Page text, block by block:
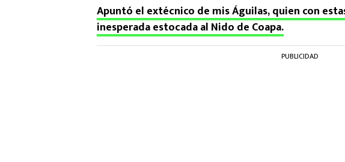
Apuntó el extécnico de mis Águilas, quien con
inesperada estocada al Nido de Coapa.
PUBLICIDAD